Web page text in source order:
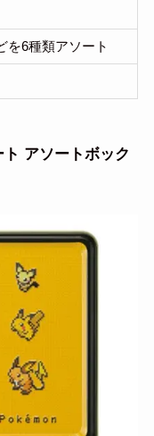
を6種類アソート
アソートボック